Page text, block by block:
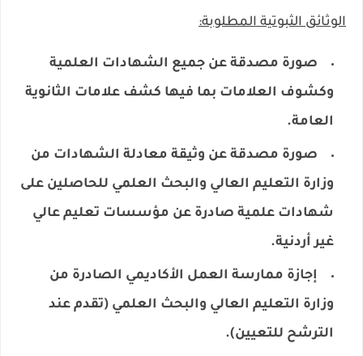
الوثائق الثبوتية المطلوبة:
صورة مصدقة عن جميع الشهادات العلمية
وكشوف العلامات بما فيها كشف علامات الثانوية
العامة.
صورة مصدقة عن وثيقة معادلة الشهادات من
وزارة التعليم العالي والبحث العلمي للحاصلين على
شهادات علمية صادرة عن مؤسسات تعليم عالي
غير أردنية.
إجازة ممارسة العمل الأكاديمي الصادرة من
وزارة التعليم العالي والبحث العلمي (تقدم عند
الترشح للتعيين).